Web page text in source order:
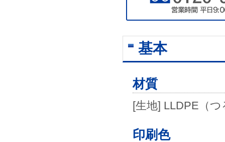
基本
材質
[生地] LLDPE（
印刷色